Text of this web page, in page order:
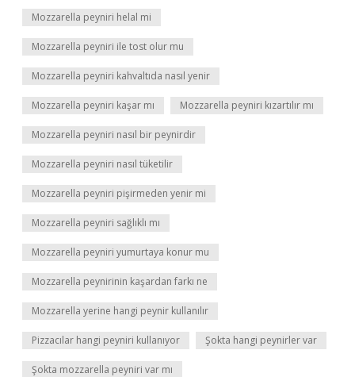
Mozzarella peyniri helal mi
Mozzarella peyniri ile tost olur mu
Mozzarella peyniri kahvaltıda nasıl yenir
Mozzarella peyniri kaşar mı Mozzarella peyniri kızartılır mı
Mozzarella peyniri nasıl bir peynirdir
Mozzarella peyniri nasıl tüketilir
Mozzarella peyniri pişirmeden yenir mi
Mozzarella peyniri sağlıklı mı
Mozzarella peyniri yumurtaya konur mu
Mozzarella peynirinin kaşardan farkı ne
Mozzarella yerine hangi peynir kullanılır
Pizzacılar hangi peyniri kullanıyor Şokta hangi peynirler var
Şokta mozzarella peyniri var mı